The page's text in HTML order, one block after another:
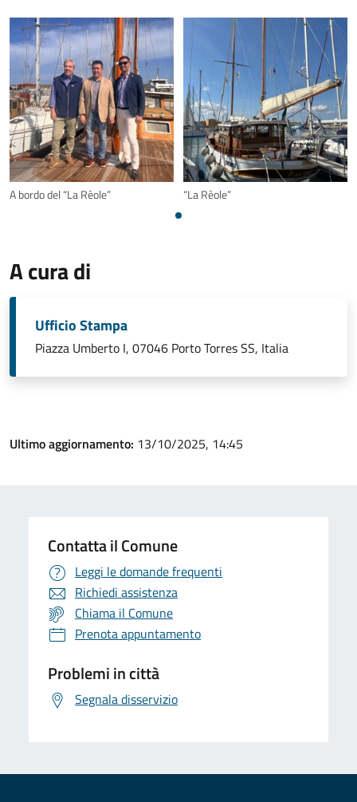
A bordo del “La Rèole” “La Rèole”
A cura di
Ufficio Stampa
Piazza Umberto I, 07046 Porto Torres SS, Italia
Ultimo aggiornamento: 13/10/2025, 14:45
Contatta il Comune
Leggi le domande frequenti
Richiedi assistenza
Chiama il Comune
Prenota appuntamento
Problemi in città
Segnala disservizio